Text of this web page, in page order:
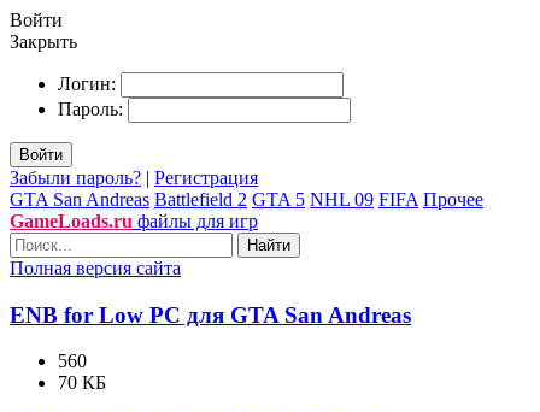
Войти
Закрыть
Логин:
Пароль:
Войти
Забыли пароль? | Регистрация
GTA San Andreas Battlefield 2 GTA 5 NHL 09 FIFA Прочее
GameLoads.ru файлы для игр
Найти
Полная версия сайта
ENB for Low PC для GTA San Andreas
560
70 КБ